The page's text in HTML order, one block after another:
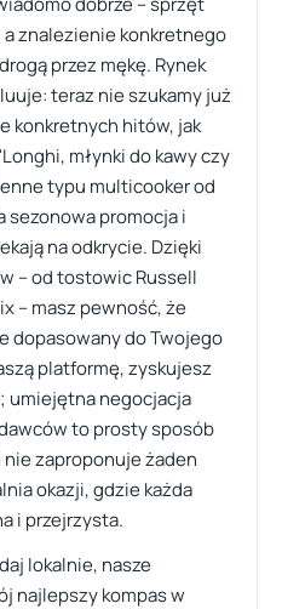
znalezienie konkretnego
przez mękę. Rynek
teraz nie szukamy już
konkretnych hitów, jak
młynki do kawy czy
typu multicooker od
sezonowa promocja i
na odkrycie. Dzięki
– od tostowic Russell
– masz pewność, że
dopasowany do Twojego
platformę, zyskujesz
umiejętna negocjacja
to prosty sposób
zaproponuje żaden
okazji, gdzie każda
i przejrzysta.
lokalnie, nasze
najlepszy kompas w